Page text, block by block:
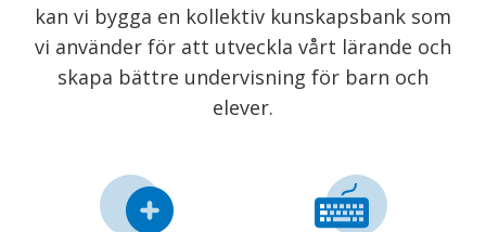
kan vi bygga en kollektiv kunskapsbank som
vi använder för att utveckla vårt lärande och
skapa bättre undervisning för barn och
elever.